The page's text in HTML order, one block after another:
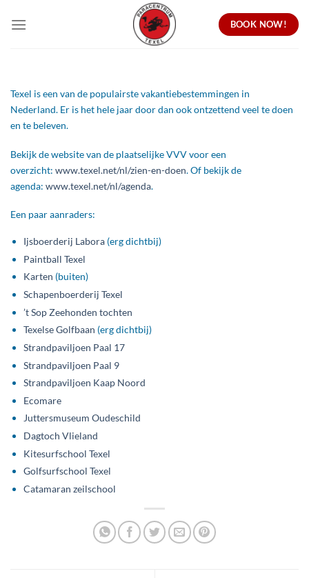
naar
BOOK NOW!
Texel is een van de populairste vakantiebestemmingen in
Nederland. Er is het hele jaar door dan ook ontzettend veel te doen
en te beleven.
Bekijk de website van de plaatselijke VVV voor een
overzicht: www.texel.net/nl/zien-en-doen. Of bekijk de
agenda: www.texel.net/nl/agenda.
Een paar aanraders:
Ijsboerderij Labora(erg dichtbij)
Paintball Texel
Karten (buiten)
Schapenboerderij Texel
’t Sop Zeehonden tochten
Texelse Golfbaan (erg dichtbij)
Strandpaviljoen Paal 17
Strandpaviljoen Paal 9
Strandpaviljoen Kaap Noord
Ecomare
Juttersmuseum Oudeschild
Dagtoch Vlieland
Kitesurfschool Texel
Golfsurfschool Texel
Catamaran zeilschool